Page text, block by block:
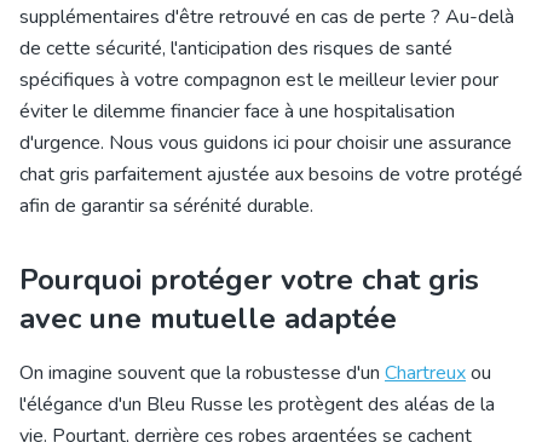
supplémentaires d'être retrouvé en cas de perte ? Au-delà
de cette sécurité, l'anticipation des risques de santé
spécifiques à votre compagnon est le meilleur levier pour
éviter le dilemme financier face à une hospitalisation
d'urgence. Nous vous guidons ici pourchoisir une assurance
chat gris parfaitement ajustée aux besoins de votre protégé
afin de garantir sa sérénité durable.
Pourquoi protéger votre chat gris
avec une mutuelle adaptée
On imagine souvent que la robustesse d'un Chartreuxou
l'élégance d'un Bleu Russe les protègent des aléas de la
vie. Pourtant, derrière ces robes argentées se cachent